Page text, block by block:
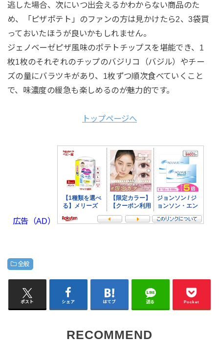
逃した場合、次にいつ出会えるかわからない商品のた
め、「ピザポテト」のファンの方は見かけたら2、3袋買
っておいたほうが良いかもしれません。
ジェノベーゼピザ風味のポテトチップスを堪能でき、1
枚1枚のそれぞれのチップのバジリコ（バジル）やチー
ズの量にバラツキがあり、1枚ずつ順次食べていくこと
で、味濃度の緩急も楽しめるのが魅力的です。
トップページへ
広告（AD）
全般
ポスト シェア はてブ 送る Pocket
RECOMMEND